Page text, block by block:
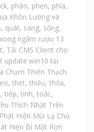
, phào, phen, phía,
Khôn Lường và
, quát, sang, sống,
ngâm rượu 13
, Tải CMS Client cho
update win10 tại
Chạm Thiên Thạch
, thét, thiếu, thỏa,
, tiếp, tình, toác,
Thích Nhất Trên
Hiện Mùi Lạ Chủ
Hiện Bí Mật Rợn